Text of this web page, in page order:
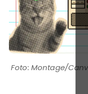
Montage/